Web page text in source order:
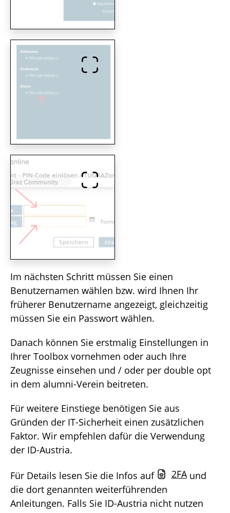
Im nächsten Schritt müssen Sie einen
Benutzernamen wählen bzw. wird Ihnen Ihr
früherer Benutzername angezeigt, gleichzeitig
müssen Sie ein Passwort wählen.
Danach können Sie erstmalig Einstellungen in
Ihrer Toolbox vornehmen oder auch Ihre
Zeugnisse einsehen und / oder per double opt
in dem alumni-Verein beitreten.
Für weitere Einstiege benötigen Sie aus
Gründen der IT-Sicherheit einen zusätzlichen
Faktor. Wir empfehlen dafür die Verwendung
der ID-Austria.
Für Details lesen Sie die Infos auf 2FAund
die dort genannten weiterführenden
Anleitungen. Falls Sie ID-Austria nicht nutzen